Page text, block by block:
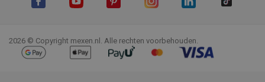
2026 © Copyright mexen.nl. Alle rechten voorbehouden.